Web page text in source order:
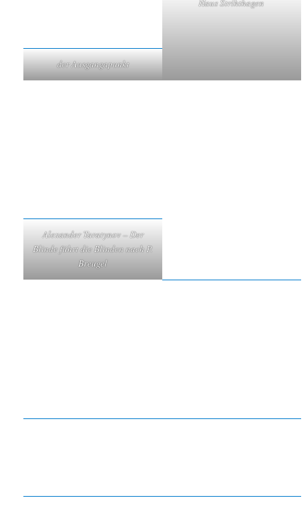
der Ausgangapunkt
Haus Strihthagen
Alexander Taratynov – Der
Blinde führt die Blinden nach P.
Breugel